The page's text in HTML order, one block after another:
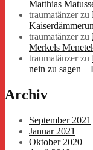
Matthias
traumatänzerzu
traumatänzerzu
Merkels
traumatänzerzu
nein zu sagen –
Archiv
September 2021
Januar 2021
Oktober 2020